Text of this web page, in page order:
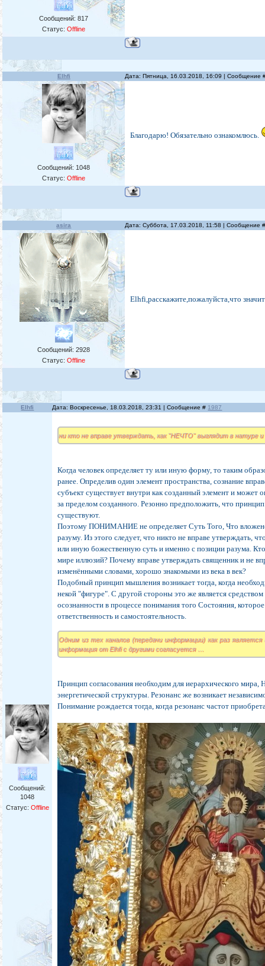
Сообщений:817
Статус:Offline
Elhfi Дата: Пятница, 16.03.2018, 16:09 | Сообщение
Сообщений: 1048
Статус:Offline
Благодарю! Обязательно ознакомлюсь.
asira Дата: Суббота, 17.03.2018, 11:58 | Сообщение
Сообщений:2928
Статус:Offline
Elhfi,расскажите,пожалуйста,что
Elhfi Дата: Воскресенье, 18.03.2018, 23:31 | Сообщение # 1987
Сообщений:
1048
Статус: Offline
ни кто не вправе утверждать, как "НЕЧТО" выглядит в натуре и
Когда человек определяет ту или иную форму, то таким
ранее. Определив один элемент пространства, сознание
субъект существует внутри как созданный элемент и может
за пределом созданного. Резонно предположить, что
существуют.
Поэтому ПОНИМАНИЕ не определяет Суть Того, Что
разуму. Из этого следует, что никто не вправе утверждать,
или иную божественную суть и именно с позиции разума.
мире иллюзий? Почему вправе утверждать священник и не
изменёнными словами, хорошо знакомыми из века в век?
Подобный принцип мышления возникает тогда, когда
некой "фигуре". С другой стороны это же является
осознанности в процессе понимания того Состояния,
ответственность и самостоятельность.
Одним из тех каналов (передачи информации) как раз
информация от Elhfi с другими согласуется …
Принцип согласования необходим для иерархического
энергетической структуры. Резонанс же возникает
Понимание рождается тогда, когда резонанс частот